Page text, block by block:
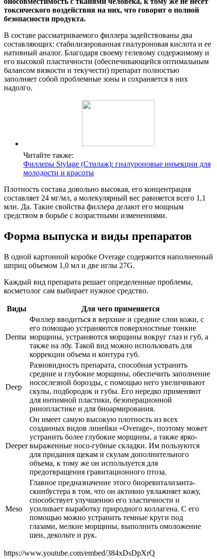
токсического воздействия на них, что говорит о полной
безопасности продукта.
В составе рассматриваемого филлера задействованы два
составляющих: стабилизированная гиалуроновая кислота и ее
нативный аналог. Благодаря своему гелевому содержимому и
его высокой пластичности (обеспечивающейся оптимальным
балансом вязкости и текучести) препарат полностью
заполняет собой проблемные зоны и сохраняется в них
надолго.
Читайте также:
Филлеры Stylage (Стилаж): гиалуроновые инъекции для
молодости и красоты
Плотность состава довольно высокая, его концентрация
составляет 24 мг/мл, а молекулярный вес равняется всего 1,1
млн. Да. Такие свойства филлера делают его мощным
средством в борьбе с возрастными изменениями.
Форма выпуска и виды препаратов
В одной картонной коробке Overage содержится наполненный
шприц объемом 1,0 мл и две иглы 27G.
Каждый вид препарата решает определенные проблемы,
косметолог сам выбирает нужное средство.
Виды Для чего применяется
Derma
Филлер вводиться в верхние и средние слои кожи, с
его помощью устраняются поверхностные тонкие
морщины, устраняются морщины вокруг глаз и губ, а
также на лбу. Такой вид можно использовать для
коррекции объема и контура губ.
Deep
Разновидность препарата, способная устранить
средние и глубокие морщины, обеспечить заполнение
носослезной борозды, с помощью него увеличивают
скулы, подбородок и губы. Его нередко применяют
для интимной пластики, безоперационной
ринопластике и для биоармирования.
Deeper
Он имеет самую высокую плотность из всех
созданных видов линейки «Overage», поэтому может
устранить более глубокие морщины, а также ярко-
выраженные носо-губные складки. Им пользуются
для придания щекам и скулам дополнительного
объема, к тому же он используется для
предотвращения гравитационного птоза.
Meso
Главное предназначение этого биоревитализанта-
скинбустера в том, что он активно увлажняет кожу,
способствует улучшению его эластичности и
усиливает выработку природного коллагена. С его
помощью можно устранить темные круги под
глазами, мелкие морщины, выполнить омоложение
шеи, декольте и рук.
https://www.youtube.com/embed/384xDsDpXrQ